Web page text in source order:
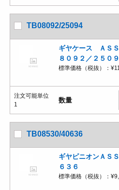
TB08092/25094
ギヤケース ＡＳ
８０９２／２５０
標準価格（税抜）：
注文可能単位
1
数量
TB08530/40636
ギヤピニオンＡＳ
６３６
標準価格（税抜）：